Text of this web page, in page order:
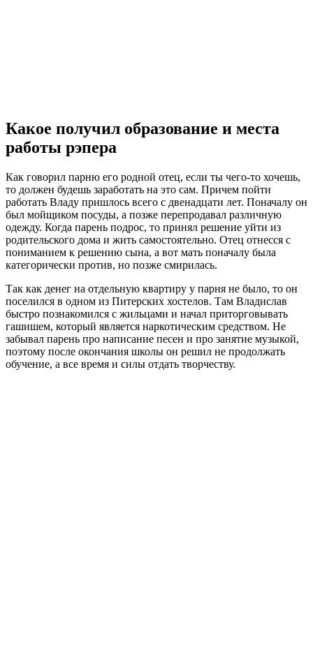
Какое получил образование и места
работы рэпера
Как говорил парню его родной отец, если ты чего-то хочешь,
то должен будешь заработать на это сам. Причем пойти
работать Владу пришлось всего с двенадцати лет. Поначалу он
был мойщиком посуды, а позже перепродавал различную
одежду. Когда парень подрос, то принял решение уйти из
родительского дома и жить самостоятельно. Отец отнесся с
пониманием к решению сына, а вот мать поначалу была
категорически против, но позже смирилась.
Так как денег на отдельную квартиру у парня не было, то он
поселился в одном из Питерских хостелов. Там Владислав
быстро познакомился с жильцами и начал приторговывать
гашишем, который является наркотическим средством. Не
забывал парень про написание песен и про занятие музыкой,
поэтому после окончания школы он решил не продолжать
обучение, а все время и силы отдать творчеству.